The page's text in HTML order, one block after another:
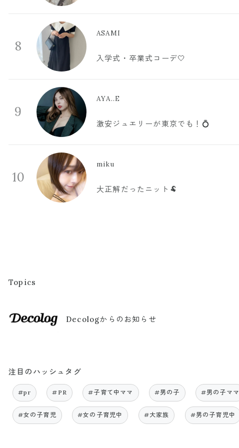
8
ASAMI
入学式・卒業式コーデ🤍
9
AYA..E
激安ジュエリーが東京でも！💍
10
miku
大正解だったニット🐏
Topics
Decologからのお知らせ
注目のハッシュタグ
#pr #PR #子育て中ママ #男の子 #男の子ママ
#女の子育児 #女の子育児中 #大家族 #男の子育児中